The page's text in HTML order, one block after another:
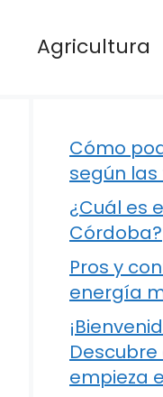
Agricultura
Cómo
según
¿Cuál es
Córdoba?
Pros y
energía
empieza